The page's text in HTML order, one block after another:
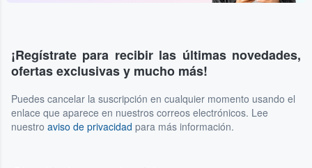
¡Regístrate para recibir las últimas novedades,
ofertas exclusivas y mucho más!
Puedes cancelar la suscripción en cualquier momento usando el
enlace que aparece en nuestros correos electrónicos. Lee
nuestro aviso de privacidad para más información.